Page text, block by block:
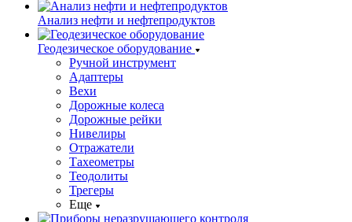
Анализ нефти и нефтепродуктов
Геодезическое оборудование
Ручной инструмент
Адаптеры
Вехи
Дорожные колеса
Дорожные рейки
Нивелиры
Отражатели
Тахеометры
Теодолиты
Трегеры
Еще